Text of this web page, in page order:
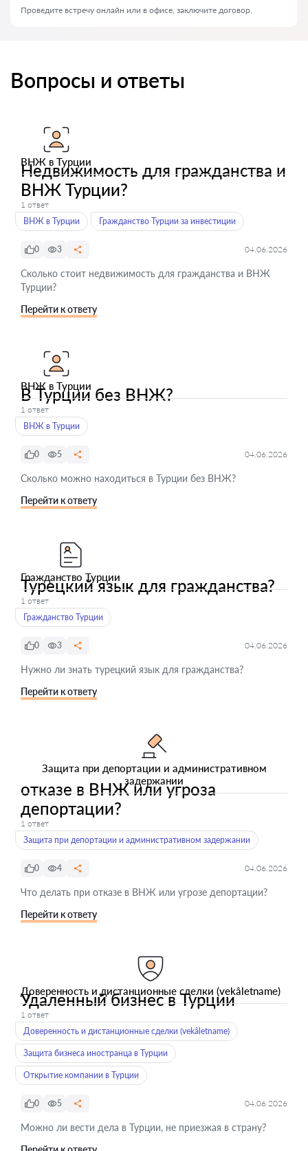
Проведите встречу онлайн или в офисе, заключите договор.
Вопросы и ответы
ВНЖ в Турции
Недвижимость для гражданства и
ВНЖ Турции?
1 ответ
ВНЖ в Турции
Гражданство Турции за инвестиции
0 3 04.06.2026
Сколько стоит недвижимость для гражданства и ВНЖ
Турции?
Перейти к ответу
ВНЖ в Турции
В Турции без ВНЖ?
1 ответ
ВНЖ в Турции
0 5 04.06.2026
Сколько можно находиться в Турции без ВНЖ?
Перейти к ответу
Гражданство Турции
Турецкий язык для гражданства?
1 ответ
Гражданство Турции
0 3 04.06.2026
Нужно ли знать турецкий язык для гражданства?
Перейти к ответу
Защита при депортации и административном
задержании
отказе в ВНЖ или угроза
депортации?
1 ответ
Защита при депортации и административном задержании
0 4 04.06.2026
Что делать при отказе в ВНЖ или угрозе депортации?
Перейти к ответу
Доверенность и дистанционные сделки (vekâletname)
Удаленный бизнес в Турции
1 ответ
Доверенность и дистанционные сделки (vekâletname)
Защита бизнеса иностранца в Турции
Открытие компании в Турции
0 5 04.06.2026
Можно ли вести дела в Турции, не приезжая в страну?